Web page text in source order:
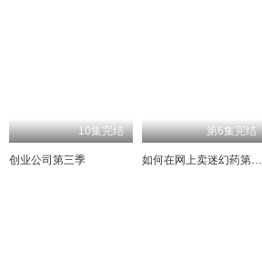
10集完结
创业公司第三季
第6集完结
如何在网上卖迷幻药第三季